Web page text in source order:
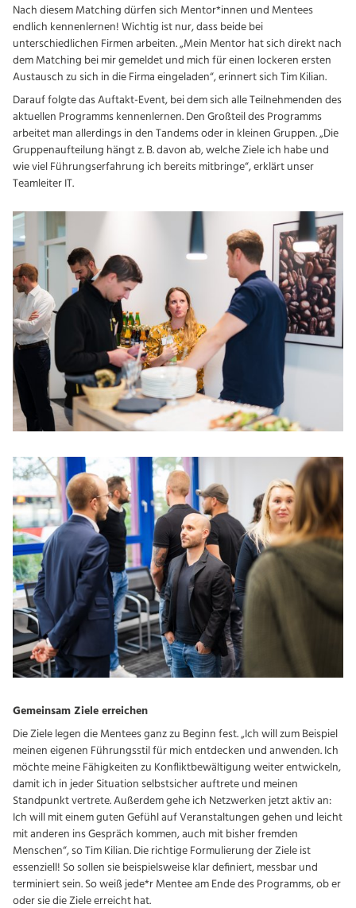
Nach diesem Matching dürfen sich Mentor*innen und Mentees
endlich kennenlernen! Wichtig ist nur, dass beide bei
unterschiedlichen Firmen arbeiten. „Mein Mentor hat sich direkt nach
dem Matching bei mir gemeldet und mich für einen lockeren ersten
Austausch zu sich in die Firma eingeladen“, erinnert sich Tim Kilian.
Darauf folgte das Auftakt-Event, bei dem sich alle Teilnehmenden des
aktuellen Programms kennenlernen. Den Großteil des Programms
arbeitet man allerdings in den Tandems oder in kleinen Gruppen. „Die
Gruppenaufteilung hängt z. B. davon ab, welche Ziele ich habe und
wie viel Führungserfahrung ich bereits mitbringe“, erklärt unser
Teamleiter IT.
Gemeinsam Ziele erreichen
Die Ziele legen die Mentees ganz zu Beginn fest. „Ich will zum Beispiel
meinen eigenen Führungsstil für mich entdecken und anwenden. Ich
möchte meine Fähigkeiten zu Konfliktbewältigung weiter entwickeln,
damit ich in jeder Situation selbstsicher auftrete und meinen
Standpunkt vertrete. Außerdem gehe ich Netzwerken jetzt aktiv an:
Ich will mit einem guten Gefühl auf Veranstaltungen gehen und leicht
mit anderen ins Gespräch kommen, auch mit bisher fremden
Menschen“, so Tim Kilian. Die richtige Formulierung der Ziele ist
essenziell! So sollen sie beispielsweise klar definiert, messbar und
terminiert sein. So weiß jede*r Mentee am Ende des Programms, ob er
oder sie die Ziele erreicht hat.